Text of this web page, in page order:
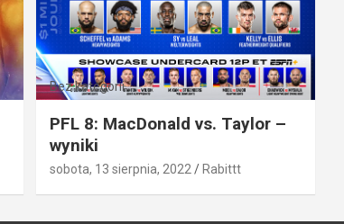
Bez kategorii
PFL 8: MacDonald vs. Taylor –
wyniki
sobota, 13 sierpnia, 2022 Rabittt